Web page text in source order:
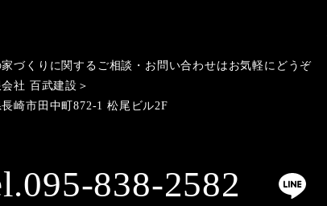
づくりに関するご相談・お問い合わせはお気軽にどうぞ
会社 百武建設＞
崎市田中町872-1 松尾ビル2F
838-2582